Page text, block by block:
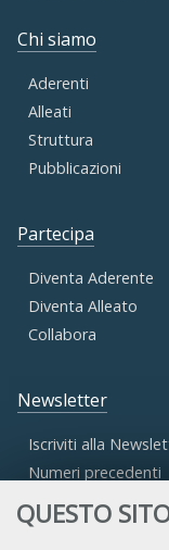
QUESTO
Chi siamo
Aderenti
Alleati
Struttura
Pubblicazioni
Partecipa
Diventa Aderente
Diventa Alleato
Collabora
Newsletter
Iscriviti alla
Numeri precedenti